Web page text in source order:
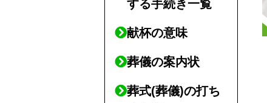
する手続き一覧
献杯の意味
葬儀の案内状
葬式(葬儀)の打ち